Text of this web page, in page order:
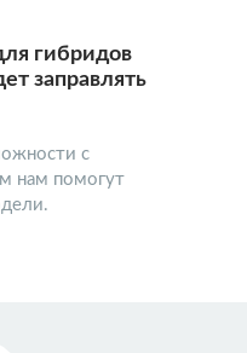
гибридов
заправлять
с
нам помогут